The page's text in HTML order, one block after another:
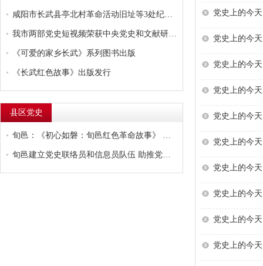
咸阳市长武县亭北村革命活动旧址等3处纪念场馆被授予...
我市两部党史短视频荣获中央党史和文献研究院表彰
《可爱的家乡长武》系列图书出版
《长武红色故事》出版发行
县区党史
旬邑：《初心如磐：旬邑红色革命故事》 编印发行
旬邑建立党史联络员和信息员队伍 助推党史工作全面发...
党史上的今天
党史上的今天
党史上的今天
党史上的今天
党史上的今天
党史上的今天
党史上的今天
党史上的今天
党史上的今天
党史上的今天